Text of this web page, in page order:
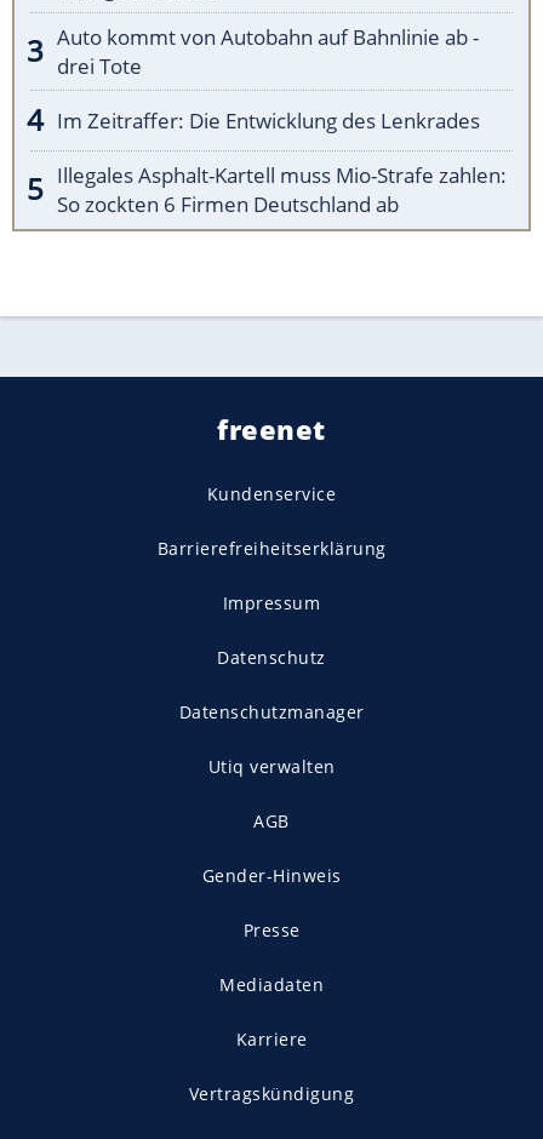
Auto kommt von Autobahn auf Bahnlinie ab -
drei Tote
Im Zeitraffer: Die Entwicklung des Lenkrades
Illegales Asphalt-Kartell muss Mio-Strafe zahlen:
So zockten 6 Firmen Deutschland ab
freenet
Kundenservice
Barrierefreiheitserklärung
Impressum
Datenschutz
Datenschutzmanager
Utiq verwalten
AGB
Gender-Hinweis
Presse
Mediadaten
Karriere
Vertragskündigung